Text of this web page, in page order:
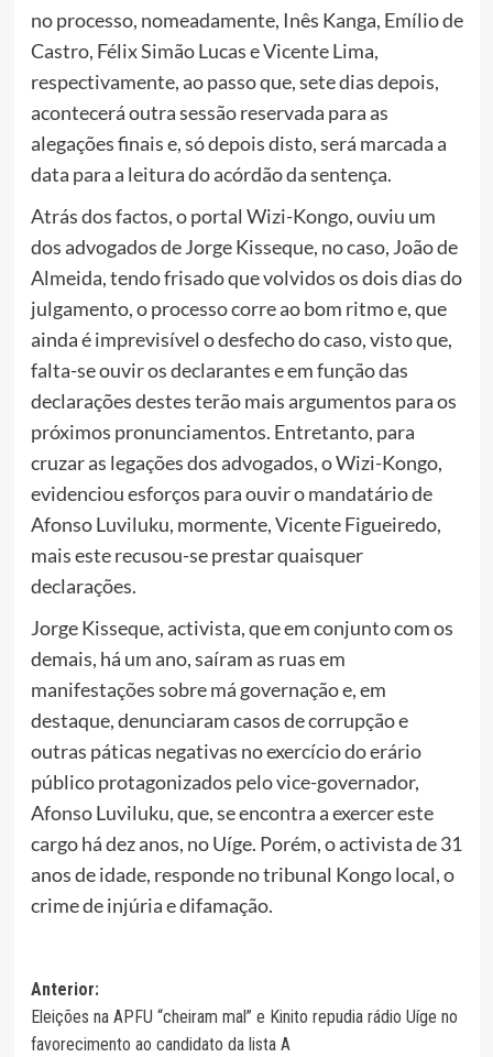
no processo, nomeadamente, Inês Kanga, Emílio de
Castro, Félix Simão Lucas e Vicente Lima,
respectivamente, ao passo que, sete dias depois,
acontecerá outra sessão reservada para as
alegações finais e, só depois disto, será marcada a
data para a leitura do acórdão da sentença.
Atrás dos factos, o portal Wizi-Kongo, ouviu um
dos advogados de Jorge Kisseque, no caso, João de
Almeida, tendo frisado que volvidos os dois dias do
julgamento, o processo corre ao bom ritmo e, que
ainda é imprevisível o desfecho do caso, visto que,
falta-se ouvir os declarantes e em função das
declarações destes terão mais argumentos para os
próximos pronunciamentos. Entretanto, para
cruzar as legações dos advogados, o Wizi-Kongo,
evidenciou esforços para ouvir o mandatário de
Afonso Luviluku, mormente, Vicente Figueiredo,
mais este recusou-se prestar quaisquer
declarações.
Jorge Kisseque, activista, que em conjunto com os
demais, há um ano, saíram as ruas em
manifestações sobre má governação e, em
destaque, denunciaram casos de corrupção e
outras páticas negativas no exercício do erário
público protagonizados pelo vice-governador,
Afonso Luviluku, que, se encontra a exercer este
cargo há dez anos, no Uíge. Porém, o activista de 31
anos de idade, responde no tribunal Kongo local, o
crime de injúria e difamação.
Navegação
de
Anterior:
Eleições na APFU “cheiram mal” e Kinito repudia rádio Uíge no
favorecimento ao candidato da lista A